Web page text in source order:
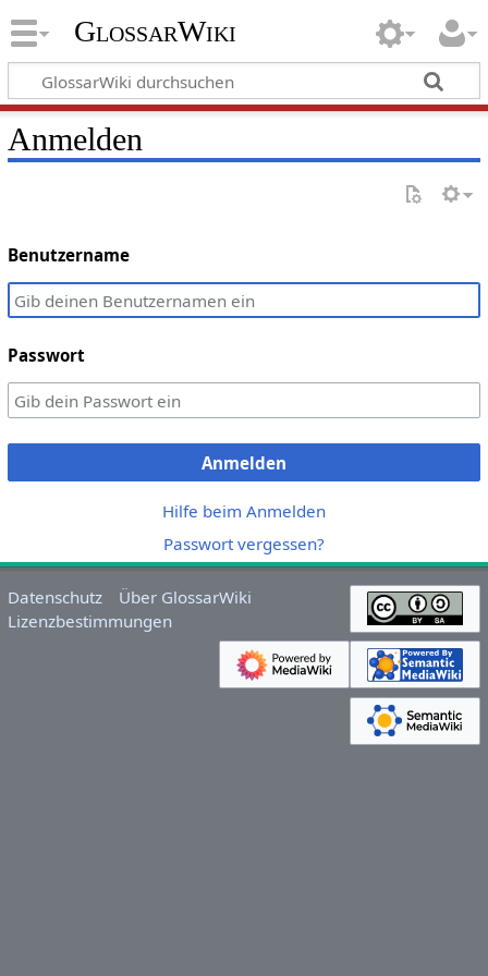
GlossarWiki
Anmelden
Benutzername
Passwort
Anmelden
Hilfe beim Anmelden
Passwort vergessen?
Datenschutz
Über GlossarWiki
Lizenzbestimmungen